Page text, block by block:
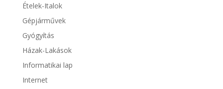
Ételek-Italok
Gépjárművek
Gyógyítás
Házak-Lakások
Informatikai lap
Internet